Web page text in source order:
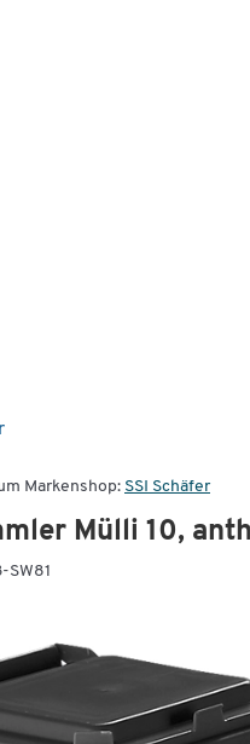
Markenshop: SSI Schäfer
Mülli 10,
SW81